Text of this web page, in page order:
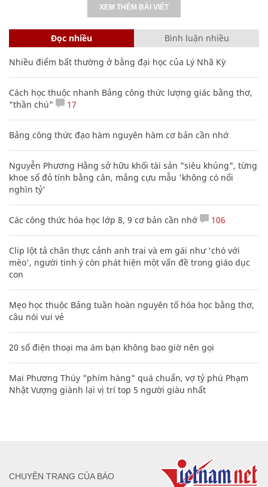
XEM THÊM BÀI VIẾT
Đọc nhiều Bình luận nhiều
Nhiều điểm bất thường ở bằng đại học của Lý Nhã Kỳ
Cách học thuộc nhanh Bảng công thức lượng giác bằng thơ,
"thần chú"
17
Bảng công thức đạo hàm nguyên hàm cơ bản cần nhớ
Nguyễn Phương Hằng sở hữu khối tài sản "siêu khủng", từng
khoe sổ đỏ tính bằng cân, mắng cựu mẫu 'không có nổi
nghìn tỷ'
Các công thức hóa học lớp 8, 9 cơ bản cần nhớ 106
Clip lột tả chân thực cảnh anh trai và em gái như 'chó với
mèo', người tinh ý còn phát hiện một vấn đề trong giáo dục
con
Mẹo học thuộc Bảng tuần hoàn nguyên tố hóa học bằng thơ,
câu nói vui vẻ
20 số điện thoại ma ám bạn không bao giờ nên gọi
Mai Phương Thúy "phím hàng" quá chuẩn, vợ tỷ phú Phạm
Nhật Vượng giành lại vị trí top 5 người giàu nhất
CHUYÊN TRANG CỦA BÁO